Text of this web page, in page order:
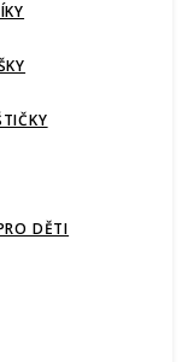
DĚTI